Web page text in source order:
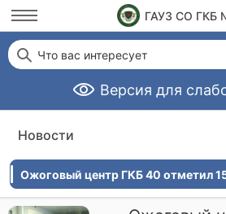
ГАУЗ СО ГКБ
Версия для
Что вас интересует
Новости
Ожоговый центр ГКБ 40 отметил